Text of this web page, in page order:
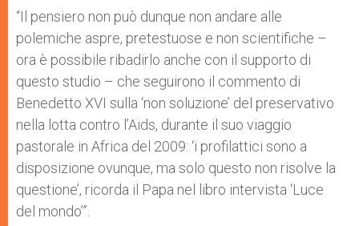
“Il pensiero non può dunque non andare alle
polemiche aspre, pretestuose e non scientifiche –
ora è possibile ribadirlo anche con il supporto di
questo studio – che seguirono il commento di
Benedetto XVI sulla ‘non soluzione’ del preservativo
nella lotta contro l’Aids, durante il suo viaggio
pastorale in Africa del 2009: ‘i profilattici sono a
disposizione ovunque, ma solo questo non risolve la
questione’, ricorda il Papa nel libro intervista ‘Luce
del mondo’”.